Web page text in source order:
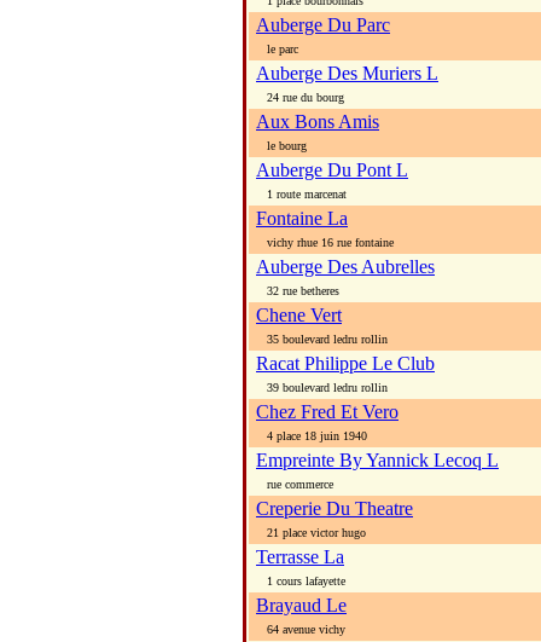
Auberge Du Parc
le parc
Auberge Des Muriers L
24 rue du bourg
Aux Bons Amis
le bourg
Auberge Du Pont L
1 route marcenat
Fontaine La
vichy rhue 16 rue fontaine
Auberge Des Aubrelles
32 rue betheres
Chene Vert
35 boulevard ledru rollin
Racat Philippe Le Club
39 boulevard ledru rollin
Chez Fred Et Vero
4 place 18 juin 1940
Empreinte By Yannick Lecoq L
rue commerce
Creperie Du Theatre
21 place victor hugo
Terrasse La
1 cours lafayette
Brayaud Le
64 avenue vichy